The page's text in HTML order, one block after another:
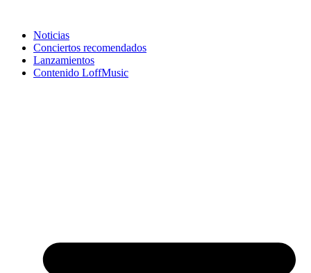
Noticias
Conciertos recomendados
Lanzamientos
Contenido LoffMusic